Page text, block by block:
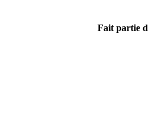
Fait partie